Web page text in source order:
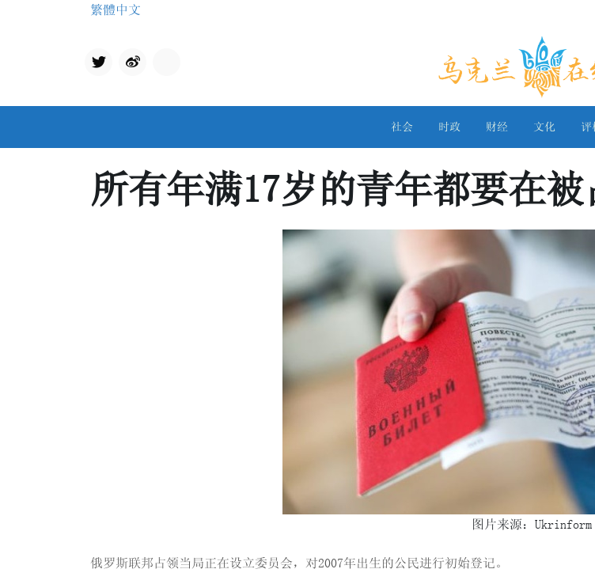
繁體中文
Twit
乌克兰在线
社会 时政 财经 文化 评
所有年满17岁的青年都要在
图片来源：Ukrinform
俄罗斯联邦占领当局正在设立委员会，对2007年出生的公民进行初始登记。